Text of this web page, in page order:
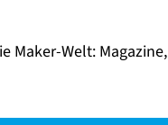
Maker-Welt: Magazine,